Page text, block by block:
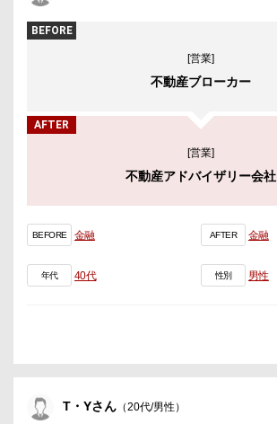
BEFORE
[営業]
不動産ブローカー
AFTER
[営業]
不動産アドバイザリー会社
BEFORE 金融 AFTER 金融
年代 40代 性別 男性
T・Yさん （20代/男性）